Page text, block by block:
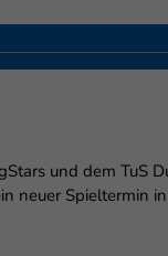
und dem TuS
neuer Spieltermin in